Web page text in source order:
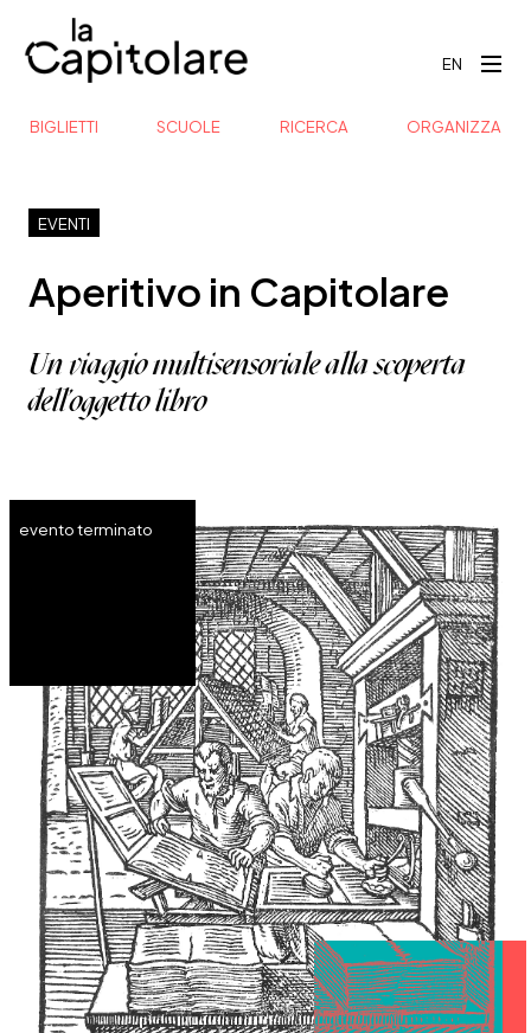
EN
BIGLIETTI SCUOLE RICERCA ORGANIZZA
EVENTI
evento terminato
Aperitivo in Capitolare
Un viaggio multisensoriale alla scoperta
dell'oggetto libro